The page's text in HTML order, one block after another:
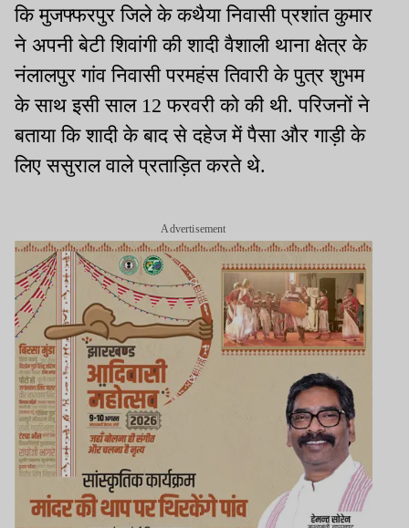
कि मुजफ्फरपुर जिले के कथैया निवासी प्रशांत कुमार
ने अपनी बेटी शिवांगी की शादी वैशाली थाना क्षेत्र के
नंलालपुर गांव निवासी परमहंस तिवारी के पुत्र शुभम
के साथ इसी साल 12 फरवरी को की थी. परिजनों ने
बताया कि शादी के बाद से दहेज में पैसा और गाड़ी के
लिए ससुराल वाले प्रताड़ित करते थे.
Advertisement